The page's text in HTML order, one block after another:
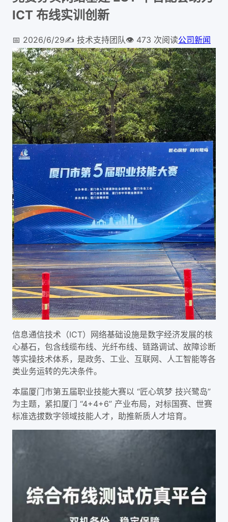
ICT 布线实训创新
📅 2026/6/29✍️ 技术支持团队👁️ 473 次阅读公司新闻
信息通信技术（ICT）网络基础设施是数字经济发展的核
心基石，包含线缆布线、光纤布线、链路调试、故障诊断
等实操技术体系，是政务、工业、互联网、人工智能等各
类业务运转的先决条件。
本届厦门市第五届职业技能大赛以 “匠心筑梦 技兴鹭岛”
为主题，紧扣厦门 “4+4+6” 产业布局，对标国赛、世赛
标准选拔数字领域技能人才，助推新质人才培育。